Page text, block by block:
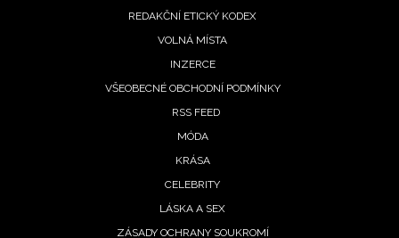
REDAKČNÍ ETICKÝ KODEX
VOLNÁ MÍSTA
INZERCE
VŠEOBECNÉ OBCHODNÍ PODMÍNKY
RSS FEED
MÓDA
KRÁSA
CELEBRITY
LÁSKA A SEX
ZÁSADY OCHRANY SOUKROMÍ